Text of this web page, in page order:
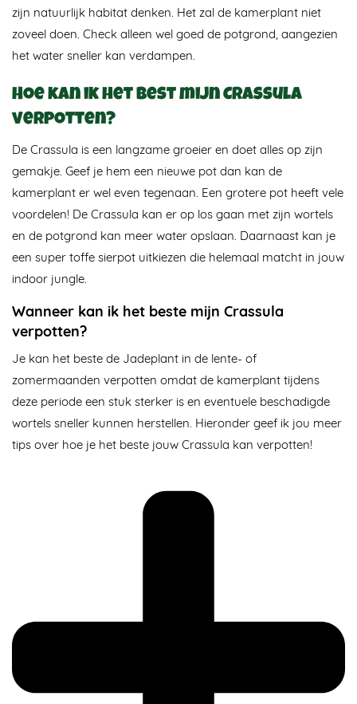
zijn natuurlijk habitat denken. Het zal de kamerplant niet
zoveel doen. Check alleen wel goed de potgrond, aangezien
het water sneller kan verdampen.
Hoe kan ik het best mijn Crassula
verpotten?
De Crassula is een langzame groeier en doet alles op zijn
gemakje. Geef je hem een nieuwe pot dan kan de
kamerplant er wel even tegenaan. Een grotere pot heeft vele
voordelen! De Crassula kan er op los gaan met zijn wortels
en de potgrond kan meer water opslaan. Daarnaast kan je
een super toffe sierpot uitkiezen die helemaal matcht in jouw
indoor jungle.
Wanneer kan ik het beste mijn Crassula
verpotten?
Je kan het beste de Jadeplant in de lente- of
zomermaanden verpotten omdat de kamerplant tijdens
deze periode een stuk sterker is en eventuele beschadigde
wortels sneller kunnen herstellen. Hieronder geef ik jou meer
tips over hoe je het beste jouw Crassula kan verpotten!